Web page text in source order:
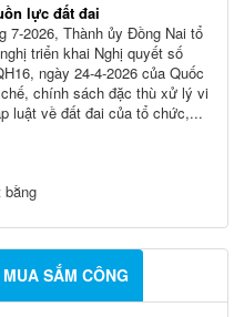
lực đất đai
7-2026, Thành ủy Ðồng Nai tổ
triển khai Nghị quyết số
ngày 24-4-2026 của Quốc
chính sách đặc thù xử lý vi
luật về đất đai của tổ chức,...
bằng
SẮM CÔNG